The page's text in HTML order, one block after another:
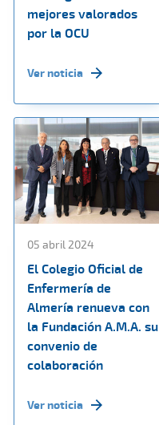
mejores valorados
por la OCU
Ver noticia
05 abril 2024
El Colegio Oficial de
Enfermería de
Almería renueva con
la Fundación A.M.A. su
convenio de
colaboración
Ver noticia